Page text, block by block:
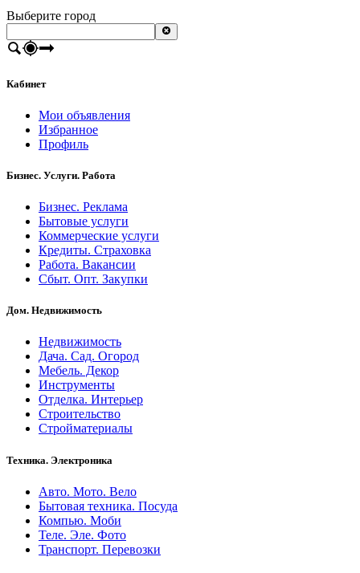
Выберите город
Кабинет
Мои объявления
Избранное
Профиль
Бизнес. Услуги. Работа
Бизнес. Реклама
Бытовые услуги
Коммерческие услуги
Кредиты. Страховка
Работа. Вакансии
Сбыт. Опт. Закупки
Дом. Недвижимость
Недвижимость
Дача. Сад. Огород
Мебель. Декор
Инструменты
Отделка. Интерьер
Строительство
Стройматериалы
Техника. Электроника
Авто. Мото. Вело
Бытовая техника. Посуда
Компью. Моби
Теле. Эле. Фото
Транспорт. Перевозки